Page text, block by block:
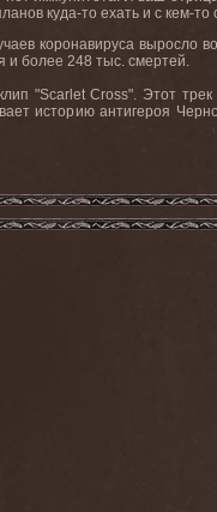
куда-то ехать и с кем-то
коронавируса
и более 248 тыс. смертей.
"Scarlet Cross". Этот
историю антигероя